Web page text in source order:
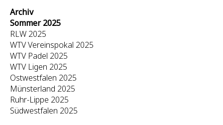
Archiv
Sommer 2025
RLW 2025
WTV Vereinspokal 2025
WTV Padel 2025
WTV Ligen 2025
Ostwestfalen 2025
Münsterland 2025
Ruhr-Lippe 2025
Südwestfalen 2025